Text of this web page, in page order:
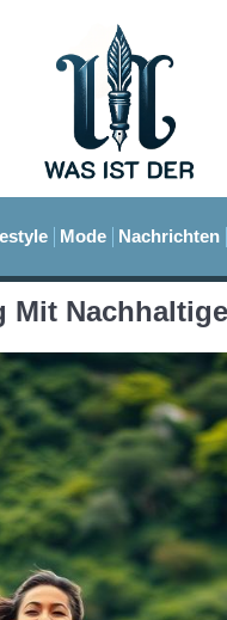
Mode Nachrichten
Mit